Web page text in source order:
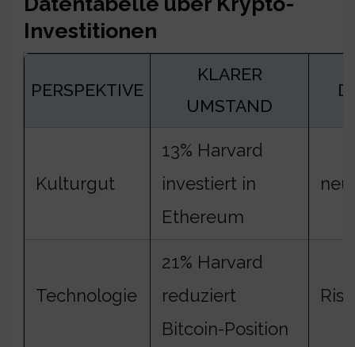
Investitionen
PERSPEKTIVE
KLARER
UMSTAND
Kulturgut
13% Harvard
investiert in
Ethereum
Technologie
21% Harvard
reduziert
Bitcoin-Position